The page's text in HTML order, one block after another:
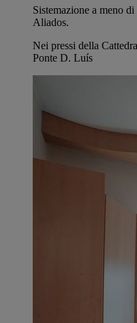
Sistemazione a meno
Aliados.
Nei pressi della
Ponte D. Luís